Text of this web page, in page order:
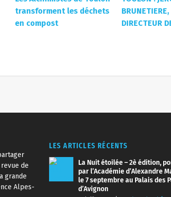
avec tous les salariés dans le
avec le RCT.
Signes, 83870 Signes
AUTEUR : INFORMATIONS_PRESSE